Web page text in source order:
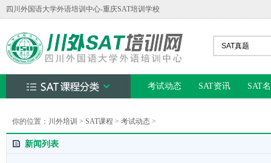
四川外国语大学外语培训中心-重庆SAT培训学校
考试动态 SAT资讯 SAT
你的位置： 川外培训 > SAT课程 > 考试动态 >
新闻列表